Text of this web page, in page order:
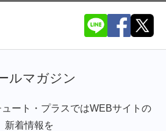
ルマガジン
ート・プラスではWEBサイトの
新着情報を